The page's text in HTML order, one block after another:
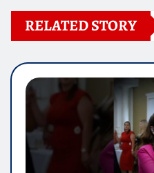
RELATED STORY